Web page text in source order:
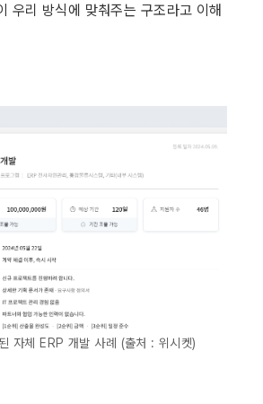
우리 방식에 맞춰주는 구조라고 이해
자체 ERP 개발 사례 (출처 : 위시켓)